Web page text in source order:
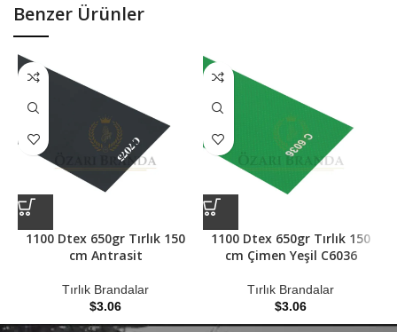
Benzer Ürünler
1100 Dtex 650gr Tırlık 150
cm Antrasit
Tırlık Brandalar
$3.06
1100 Dtex 650gr Tırlık 150
cm Çimen Yeşil C6036
Tırlık Brandalar
$3.06